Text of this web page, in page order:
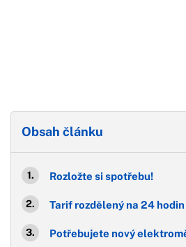
Obsah článku
Rozložte si spotřebu!
Tarif rozdělený na 24 hodin
Potřebujete nový